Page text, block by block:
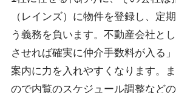
（レインズ）に物件を登録し、定
う義務を負います。不動産会社と
させれば確実に仲介手数料が入る
案内に力を入れやすくなります。
ので内覧のスケジュール調整など